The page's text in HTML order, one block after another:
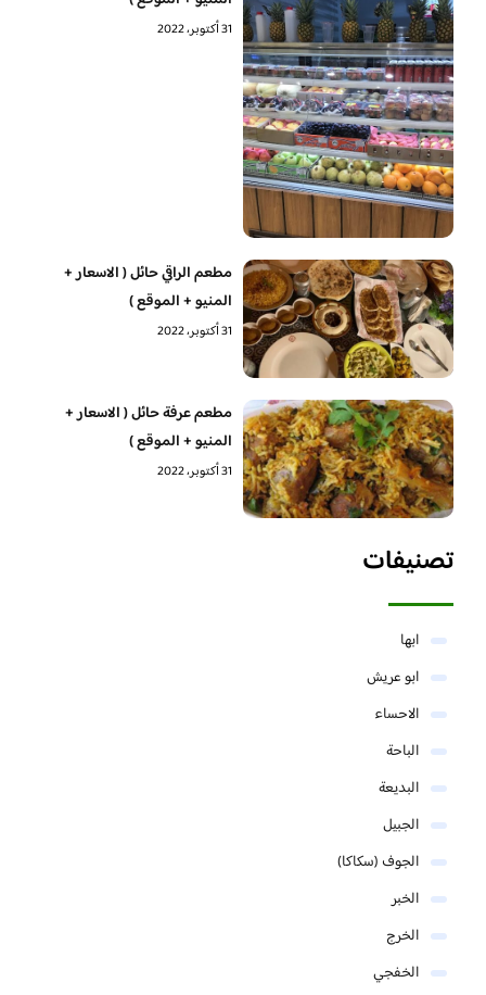
31 أكتوبر، 2022
مطعم الراقي حائل ( الاسعار +
المنيو + الموقع )
31 أكتوبر، 2022
مطعم عرفة حائل ( الاسعار +
المنيو + الموقع )
31 أكتوبر، 2022
تصنيفات
ابها
ابو عريش
الاحساء
الباحة
البديعة
الجبيل
الجوف (سكاكا)
الخبر
الخرج
الخفجي